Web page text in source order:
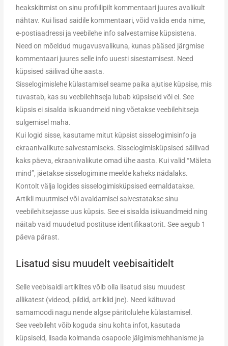
heakskiitmist on sinu profiilipilt kommentaari juures avalikult
nähtav. Kui lisad saidile kommentaari, võid valida enda nime,
e-postiaadressi ja veebilehe info salvestamise küpsistena.
Need on mõeldud mugavusvalikuna, kunas pääsed järgmise
kommentaari juures selle info uuesti sisestamisest. Need
küpsised säilivad ühe aasta.
Sisselogimislehe külastamisel seame paika ajutise küpsise, mis
tuvastab, kas su veebilehitseja lubab küpsiseid või ei. See
küpsis ei sisalda isikuandmeid ning võetakse veebilehitseja
sulgemisel maha.
Kui logid sisse, kasutame mitut küpsist sisselogimisinfo ja
ekraanivalikute salvestamiseks. Sisselogimisküpsised säilivad
kaks päeva, ekraanivalikute omad ühe aasta. Kui valid “Mäleta
mind”, jäetakse sisselogimine meelde kaheks nädalaks.
Kontolt välja logides sisselogimisküpsised eemaldatakse.
Artikli muutmisel või avaldamisel salvestatakse sinu
veebilehitsejasse uus küpsis. See ei sisalda isikuandmeid ning
näitab vaid muudetud postituse identifikaatorit. See aegub 1
päeva pärast.
Lisatud sisu muudelt veebisaitidelt
Selle veebisaidi artiklites võib olla lisatud sisu muudest
allikatest (videod, pildid, artiklid jne). Need käituvad
samamoodi nagu nende algse päritolulehe külastamisel.
See veebileht võib koguda sinu kohta infot, kasutada
küpsiseid, lisada kolmanda osapoole jälgimismehhanisme ja